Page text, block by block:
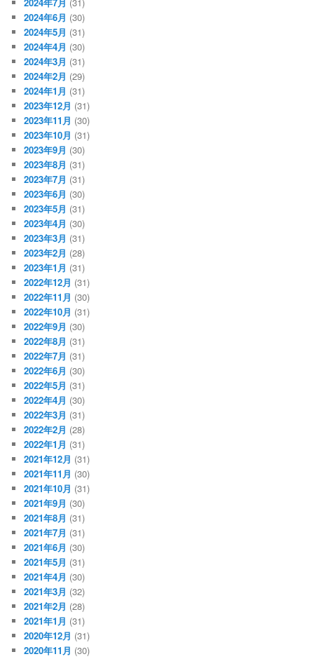
2024年6月 (30)
2024年5月 (31)
2024年4月 (30)
2024年3月 (31)
2024年2月 (29)
2024年1月 (31)
2023年12月 (31)
2023年11月 (30)
2023年10月 (31)
2023年9月 (30)
2023年8月 (31)
2023年7月 (31)
2023年6月 (30)
2023年5月 (31)
2023年4月 (30)
2023年3月 (31)
2023年2月 (28)
2023年1月 (31)
2022年12月 (31)
2022年11月 (30)
2022年10月 (31)
2022年9月 (30)
2022年8月 (31)
2022年7月 (31)
2022年6月 (30)
2022年5月 (31)
2022年4月 (30)
2022年3月 (31)
2022年2月 (28)
2022年1月 (31)
2021年12月 (31)
2021年11月 (30)
2021年10月 (31)
2021年9月 (30)
2021年8月 (31)
2021年7月 (31)
2021年6月 (30)
2021年5月 (31)
2021年4月 (30)
2021年3月 (32)
2021年2月 (28)
2021年1月 (31)
2020年12月 (31)
2020年11月 (30)